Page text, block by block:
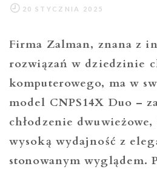
Firma Zalman, znana z
rozwiązań w dziedzinie
komputerowego, ma w
model CNPS14X Duo –
chłodzenie
wysoką wydajność z
stonowanym wyglądem.